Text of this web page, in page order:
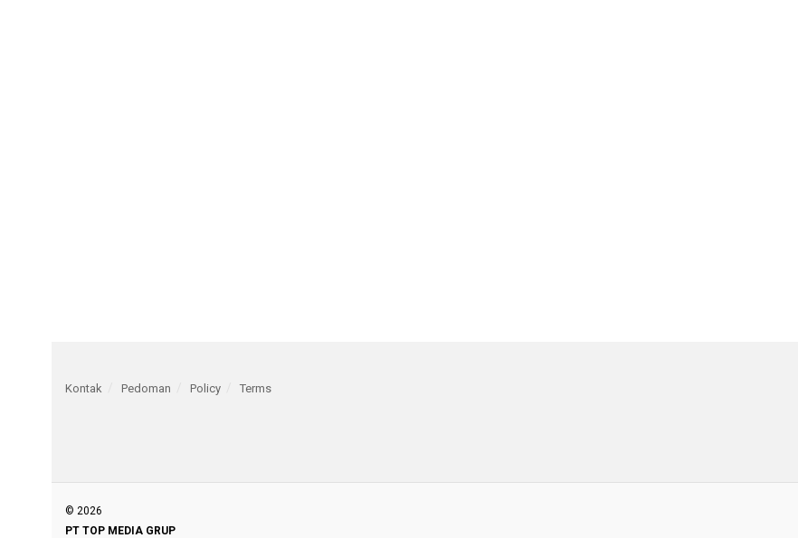
Kontak Pedoman Policy Terms
© 2026
PT TOP MEDIA GRUP